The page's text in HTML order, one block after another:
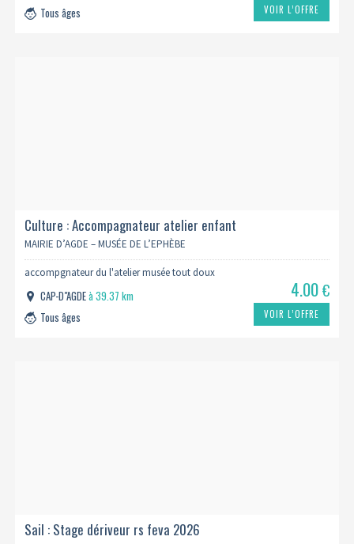
Tous âges
VOIR L’OFFRE
Culture : Accompagnateur atelier enfant
MAIRIE D’AGDE – MUSÉE DE L’EPHÈBE
accompgnateur du l'atelier musée tout doux
CAP-D"AGDEà 39.37 km
Tous âges
4.00€
VOIR L’OFFRE
Sail : Stage dériveur rs feva 2026